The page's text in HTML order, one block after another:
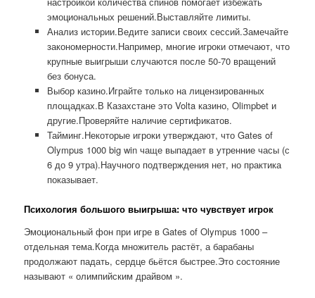
эмоциональных решений.Выставляйте лимиты.
Анализ истории.Ведите записи своих сессий.Замечайте
закономерности.Например, многие игроки отмечают, что
крупные выигрыши случаются после 50-70 вращений
без бонуса.
Выбор казино.Играйте только на лицензированных
площадках.В Казахстане это Volta казино, Olimpbet и
другие.Проверяйте наличие сертификатов.
Тайминг.Некоторые игроки утверждают, что Gates of
Olympus 1000 big win чаще выпадает в утренние часы (с
6 до 9 утра).Научного подтверждения нет, но практика
показывает.
Психология большого выигрыша: что чувствует игрок
Эмоциональный фон при игре в Gates of Olympus 1000 –
отдельная тема.Когда множитель растёт, а барабаны
продолжают падать, сердце бьётся быстрее.Это состояние
называют « олимпийским драйвом ».